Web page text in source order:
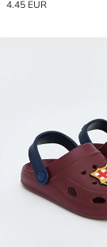
4.45 EUR